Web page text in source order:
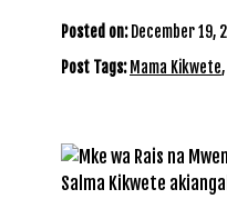
Posted on: December 19,
Post Tags: Mama Kikwete,